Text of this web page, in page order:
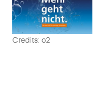
Credits: o2